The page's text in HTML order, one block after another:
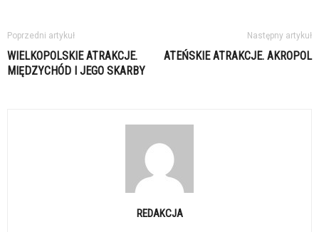
Poprzedni artykuł
WIELKOPOLSKIE ATRAKCJE.
MIĘDZYCHÓD I JEGO SKARBY
Następny artykuł
ATEŃSKIE ATRAKCJE. AKROPOL
REDAKCJA